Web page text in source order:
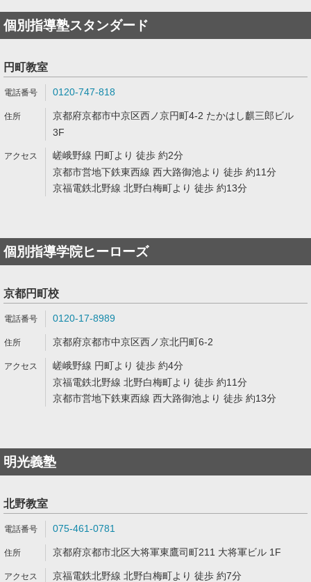
個別指導塾スタンダード
円町教室
0120-747-818
京都府京都市中京区西ノ京円町4-2 たかはし麒三郎ビル
3F
嵯峨野線 円町より 徒歩 約2分
京都市営地下鉄東西線 西大路御池より 徒歩 約11分
京福電鉄北野線 北野白梅町より 徒歩 約13分
個別指導学院ヒーローズ
京都円町校
0120-17-8989
京都府京都市中京区西ノ京北円町6-2
嵯峨野線 円町より 徒歩 約4分
京福電鉄北野線 北野白梅町より 徒歩 約11分
京都市営地下鉄東西線 西大路御池より 徒歩 約13分
明光義塾
北野教室
075-461-0781
京都府京都市北区大将軍東鷹司町211 大将軍ビル 1F
京福電鉄北野線 北野白梅町より 徒歩 約7分